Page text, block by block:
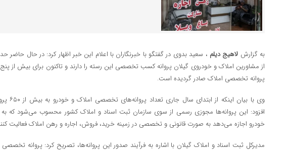
به گزارش لاهیج دیلم ، سعید بدوی در گفتگو با خبرنگاران با اعلام این خبر اظهار کرد: در حال حاضر
از مشاورین املاک و خودروی گیلان پروانه کسب تخصصی این رسته را دارند و تاکنون برای بیش از پنج
پروانه تخصصی املاک صادر گردیده است.
وی با
افزود: این پروانه‌ها مجوزی رسمی از سوی سازمان ثبت اسناد و املاک کشور محسوب می‌شود که به
خودرو اجازه می‌دهد به صورت قانونی و تخصصی در زمینه خرید، فروش، اجاره و رهن املاک فعالیت
مدیرکل ثبت اسناد و املاک گیلان با اشاره به فرآیند صدور این پروانه‌ها، تصریح کرد: پروانه